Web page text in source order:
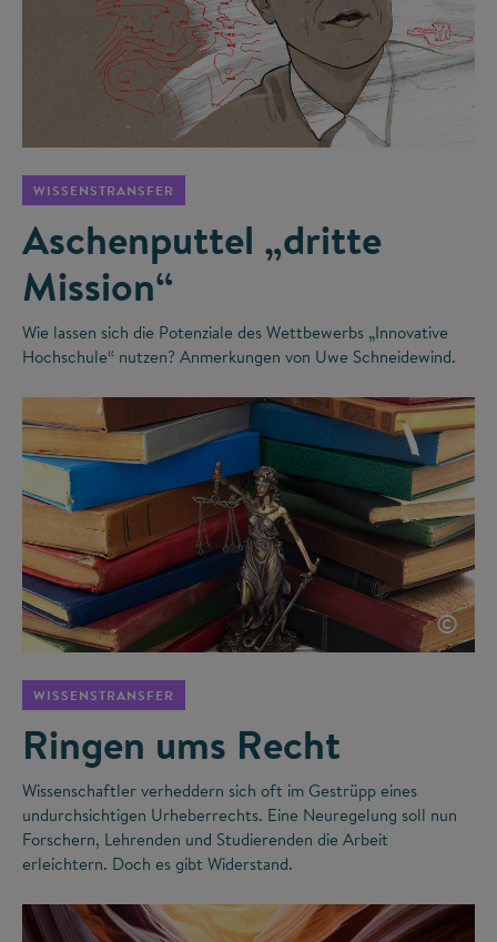
WISSENSTRANSFER
Aschenputtel „dritte
Mission“
Wie lassen sich die Potenziale des Wettbewerbs „Innovative
Hochschule“ nutzen? Anmerkungen von Uwe Schneidewind.
©
WISSENSTRANSFER
Ringen ums Recht
Wissenschaftler verheddern sich oft im Gestrüpp eines
undurchsichtigen Urheberrechts. Eine Neuregelung soll nun
Forschern, Lehrenden und Studierenden die Arbeit
erleichtern. Doch es gibt Widerstand.